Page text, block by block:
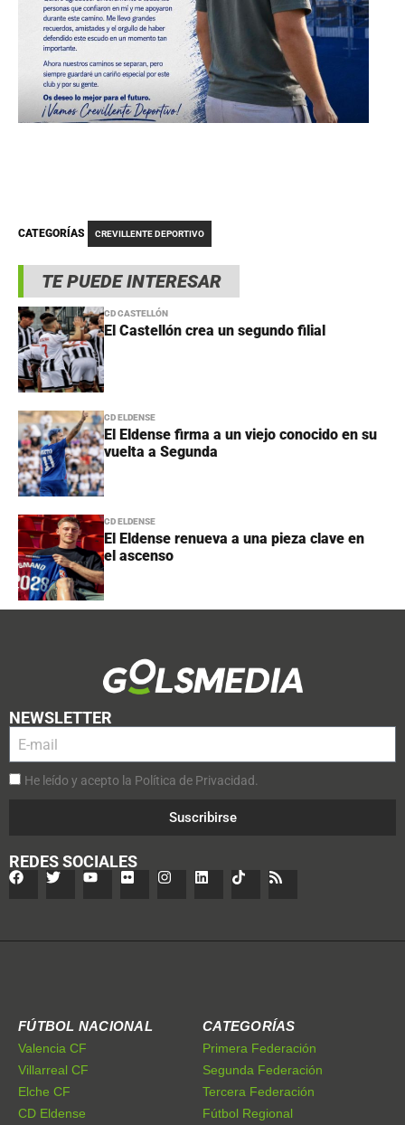
TE PUEDE INTERESAR
CD CASTELLÓN
El Castellón crea un segundo filial
CD ELDENSE
El Eldense firma a un viejo conocido en su
vuelta a Segunda
CD ELDENSE
El Eldense renueva a una pieza clave en
el ascenso
CATEGORÍAS CREVILLENTE DEPORTIVO
NEWSLETTER
He leído y acepto la Política de Privacidad.
Suscribirse
REDES SOCIALES
FÚTBOL NACIONAL
Valencia CF
Villarreal CF
Elche CF
CD Eldense
CATEGORÍAS
Primera Federación
Segunda Federación
Tercera Federación
Fútbol Regional